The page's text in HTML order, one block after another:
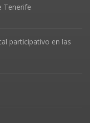
Tenerife
participativo en las